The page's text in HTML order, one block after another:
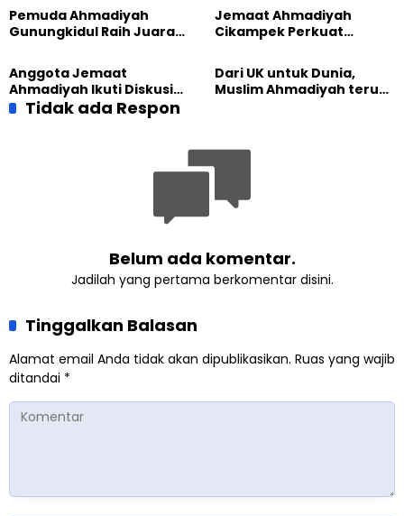
Sambut HUT RI ke-81 Generasi Unggul
Pemuda Ahmadiyah
Gunungkidul Raih Juara
Jemaat Ahmadiyah
Cikampek Perkuat
Lewat Pengajian
Gabungan
Anggota Jemaat
Ahmadiyah Ikuti Diskusi
Pluralisme di Yogyakarta
Dari UK untuk Dunia,
Muslim Ahmadiyah terus
Tidak ada Respon
Belum ada komentar.
Jadilah yang pertama berkomentar disini.
Tinggalkan Balasan
Alamat email Anda tidak akan dipublikasikan. Ruas yang wajib
ditandai *